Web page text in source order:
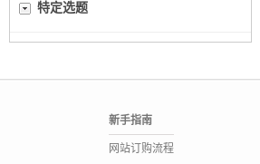
特定选题
新手指南
网站订购流程